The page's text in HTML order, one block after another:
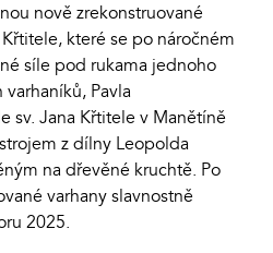
nově zrekonstruované
které se po náročném
síle pod rukama jednoho
Pavla
sv. Jana Křtitele v Manětíně
z dílny Leopolda
na dřevěné kruchtě. Po
varhany slavnostně
2025.